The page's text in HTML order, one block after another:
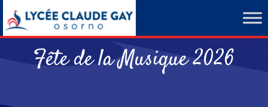
Fête de la Musique 2026